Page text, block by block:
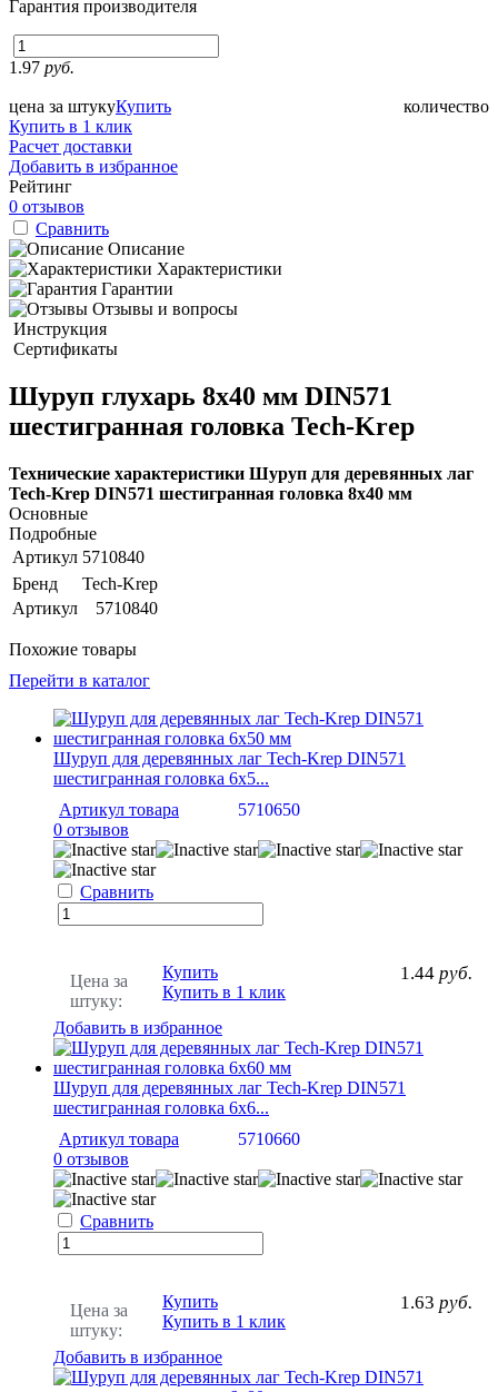
Гарантия производителя
1.97 руб.
цена за штуку количество
Купить
Купить в 1 клик
Расчет доставки
Добавить в избранное
Рейтинг
0 отзывов
Сравнить
Описание
Характеристики
Гарантии
Отзывы и вопросы
Инструкция
Сертификаты
Шуруп глухарь 8х40 мм DIN571
шестигранная головка Tech-Krep
Технические характеристики Шуруп для деревянных лаг
Tech-Krep DIN571 шестигранная головка 8х40 мм
Основные
Подробные
Артикул 5710840
Бренд
Tech-Krep
Артикул
5710840
Похожие товары
Перейти в каталог
Шуруп для деревянных лаг Tech-Krep DIN571
шестигранная головка 6х5...
Артикул товара
5710650
0 отзывов
Сравнить
Цена за
штуку:
1.44 руб.
Купить
Купить в 1 клик
Добавить в избранное
Шуруп для деревянных лаг Tech-Krep DIN571
шестигранная головка 6х6...
Артикул товара
5710660
0 отзывов
Сравнить
Цена за
штуку:
1.63 руб.
Купить
Купить в 1 клик
Добавить в избранное